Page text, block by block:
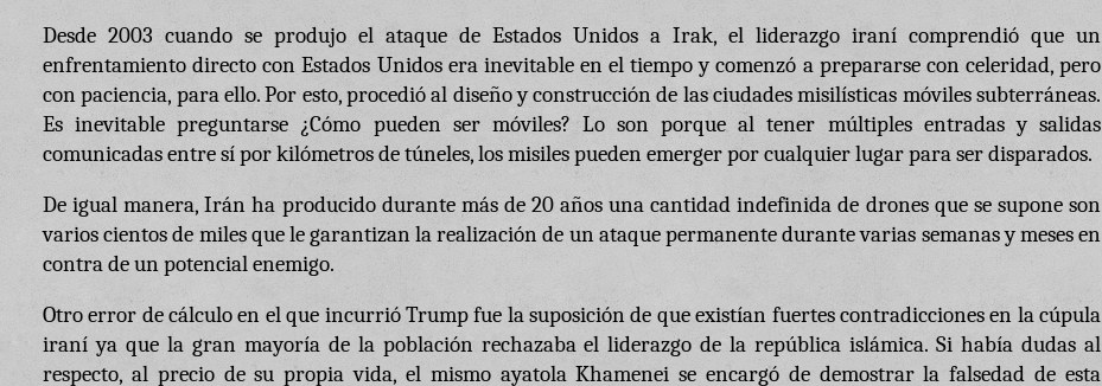
Desde 2003 cuando se produjo el ataque de Estados Unidos a Irak, el liderazgo iraní comprendió que un
enfrentamiento directo con Estados Unidos era inevitable en el tiempo y comenzó a prepararse con celeridad, pero
con paciencia, para ello. Por esto, procedió al diseño y construcción de las ciudades misilísticas móviles subterráneas.
Es inevitable preguntarse ¿Cómo pueden ser móviles? Lo son porque al tener múltiples entradas y salidas
comunicadas entre sí por kilómetros de túneles, los misiles pueden emerger por cualquier lugar para ser disparados.
De igual manera, Irán ha producido durante más de 20 años una cantidad indefinida de drones que se supone son
varios cientos de miles que le garantizan la realización de un ataque permanente durante varias semanas y meses en
contra de un potencial enemigo.
Otro error de cálculo en el que incurrió Trump fue la suposición de que existían fuertes contradicciones en la cúpula
iraní ya que la gran mayoría de la población rechazaba el liderazgo de la república islámica. Si había dudas al
respecto, al precio de su propia vida, el mismo ayatola Khamenei se encargó de demostrar la falsedad de esta